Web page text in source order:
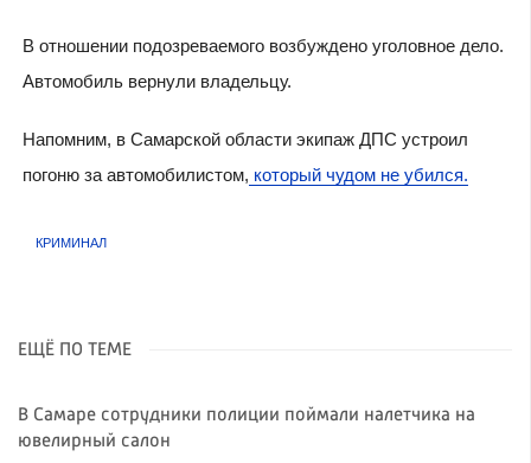
В отношении подозреваемого возбуждено уголовное дело.
Автомобиль вернули владельцу.
Напомним, в Самарской области экипаж ДПС устроил
погоню за автомобилистом, который чудом не убился.
КРИМИНАЛ
ЕЩЁ ПО ТЕМЕ
В Самаре сотрудники полиции поймали налетчика на
ювелирный салон